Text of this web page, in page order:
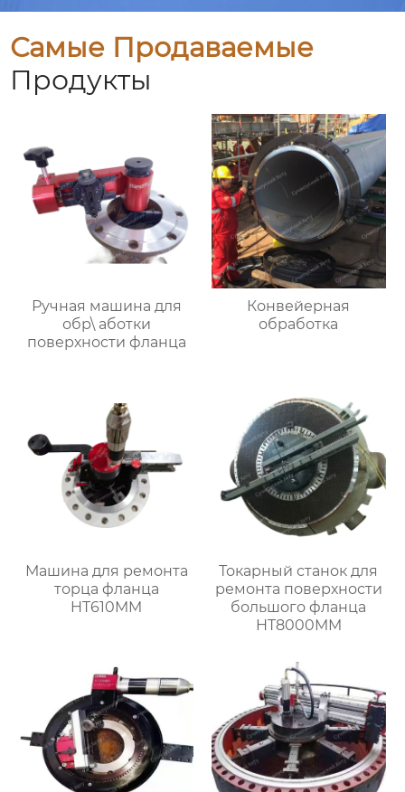
Самые Продаваемые
Продукты
Ручная машина для
обр\ аботки
поверхности фланца
Конвейерная
обработка
Машина для ремонта
торца фланца
HT610MM
Токарный станок для
ремонта поверхности
большого фланца
HT8000MM